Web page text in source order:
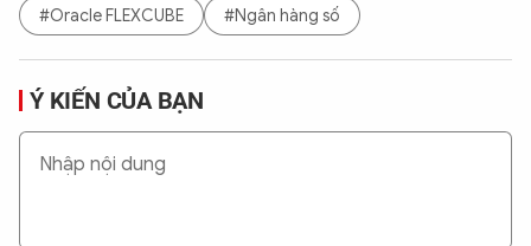
#Oracle FLEXCUBE
#Ngân hàng số
Ý KIẾN CỦA BẠN